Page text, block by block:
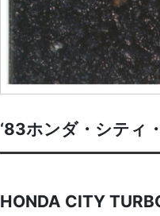
‘83ホンダ・シティ
HONDA CITY